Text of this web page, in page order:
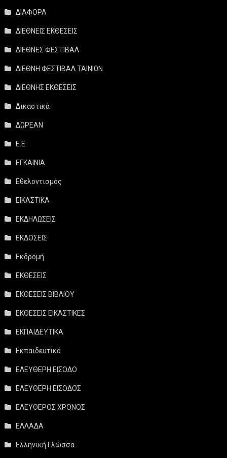
ΔΙΑΦΟΡΑ
ΔΙΕΘΝΕΙΣ ΕΚΘΕΣΕΙΣ
ΔΙΕΘΝΕΣ ΦΕΣΤΙΒΑΛ
ΔΙΕΘΝΗ ΦΕΣΤΙΒΑΛ ΤΑΙΝΙΩΝ
ΔΙΕΘΝΗΣ ΕΚΘΕΣΕΙΣ
Δικαστικά
ΔΩΡΕΑΝ
Ε.Ε.
ΕΓΚΑΙΝΙΑ
Εθελοντισμός
ΕΙΚΑΣΤΙΚΑ
ΕΚΔΗΛΩΣΕΙΣ
ΕΚΔΟΣΕΙΣ
Εκδρομή
ΕΚΘΕΣΕΙΣ
ΕΚΘΕΣΕΙΣ ΒΙΒΛΙΟΥ
ΕΚΘΕΣΕΙΣ ΕΙΚΑΣΤΙΚΕΣ
ΕΚΠΑΙΔΕΥΤΙΚΑ
Εκπαιδευτικά
ΕΛΕΥΘΕΡΗ ΕΙΣΟΔΟ
ΕΛΕΥΘΕΡΗ ΕΙΣΟΔΟΣ
ΕΛΕΥΘΕΡΟΣ ΧΡΟΝΟΣ
ΕΛΛΑΔΑ
Ελληνική Γλώσσα